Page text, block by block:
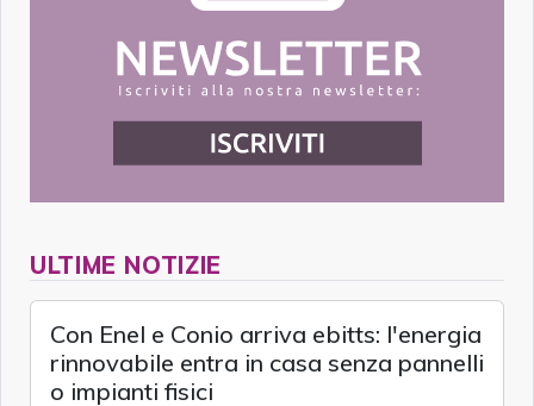
ULTIME NOTIZIE
Con Enel e Conio arriva ebitts: l'energia
rinnovabile entra in casa senza pannelli
o impianti fisici